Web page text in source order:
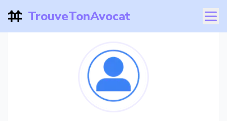
TrouveTonAvocat